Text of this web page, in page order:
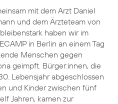
mit dem Arzt Daniel
und dem Ärzteteam von
haben wir im
in Berlin an einem Tag
Menschen gegen
geimpft. Bürger:innen, die
Lebensjahr abgeschlossen
und Kinder zwischen fünf
Jahren, kamen zur